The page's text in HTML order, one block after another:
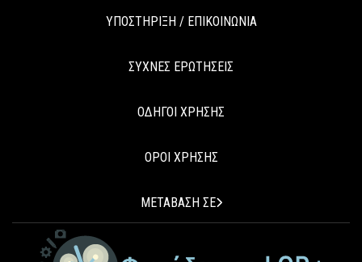
ΥΠΟΣΤΗΡΙΞΗ / ΕΠΙΚΟΙΝΩΝΙΑ
ΣΥΧΝΕΣ ΕΡΩΤΗΣΕΙΣ
ΟΔΗΓΟΙ ΧΡΗΣΗΣ
ΟΡΟΙ ΧΡΗΣΗΣ
ΜΕΤΑΒΑΣΗ ΣΕ